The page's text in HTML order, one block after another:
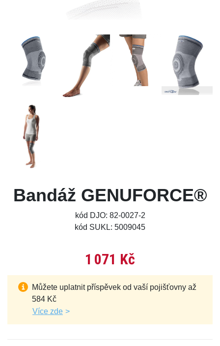
Bandáž GENUFORCE®
kód DJO: 82-0027-2
kód SUKL: 5009045
1 071 Kč
Můžete uplatnit příspěvek od vaší pojišťovny až
584 Kč
Více zde